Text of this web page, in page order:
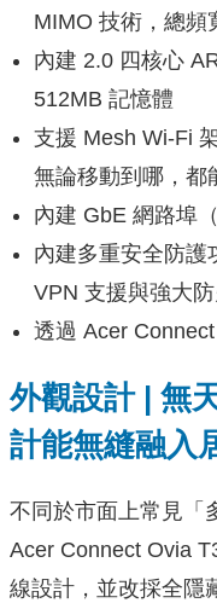
MIMO 技術，總頻
內建 2.0 四核心
512MB 記憶體
支援 Mesh Wi-Fi
無論移動到哪，都
內建 GbE 網路埠
內建多重安全防護
VPN 支援與強大
透過 Acer
外觀設計 | 無
計能無縫融入
不同於市面上常見「
Acer Connect Ovia
線設計，並改採全隱